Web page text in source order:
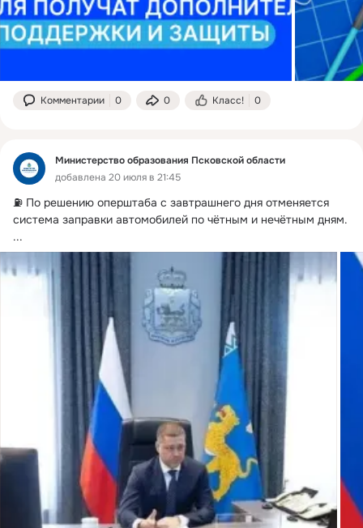
Комментарии 0 0 Класс! 0
Министерство образования Псковской области
добавлена 20 июля в 21:45
⛽️ По решению оперштаба с завтрашнего дня отменяется
система заправки автомобилей по чётным и нечётным дням.
...